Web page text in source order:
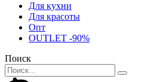
Для кухни
Для красоты
Опт
OUTLET -90%
Поиск